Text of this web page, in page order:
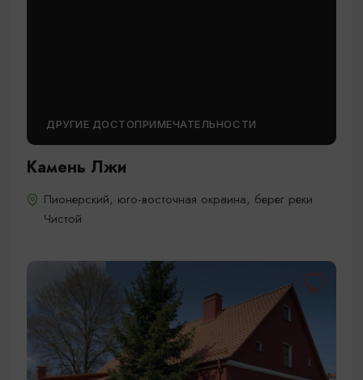
ДРУГИЕ ДОСТОПРИМЕЧАТЕЛЬНОСТИ
Камень Лжи
Пионерский, юго-восточная окраина, берег реки
Чистой